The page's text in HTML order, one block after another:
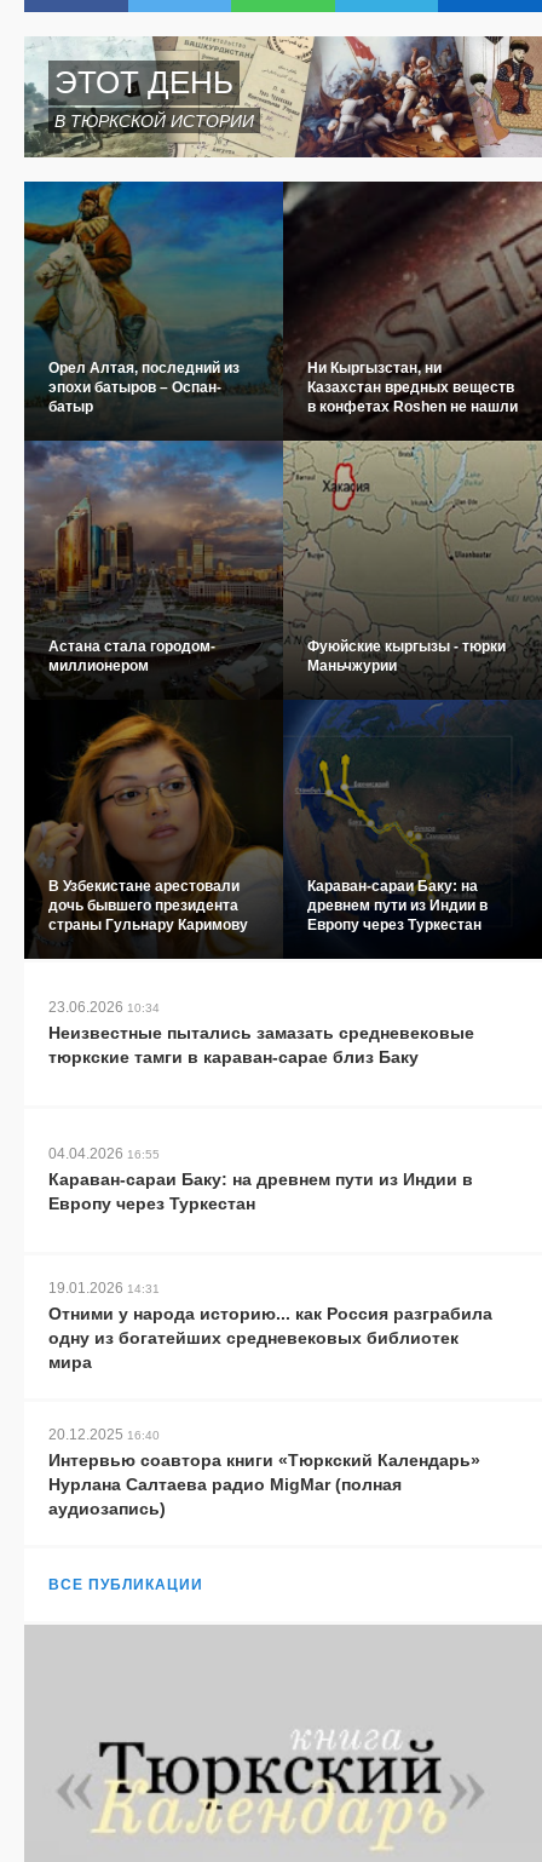
ЭТОТ ДЕНЬ
В ТЮРКСКОЙ ИСТОРИИ
Орел Алтая, последний из
эпохи батыров – Оспан-
батыр
Ни Кыргызстан, ни
Казахстан вредных веществ
в конфетах Roshen не нашли
Астана стала городом-
миллионером
Фуюйские кыргызы - тюрки
Маньчжурии
В Узбекистане арестовали
дочь бывшего президента
страны Гульнару Каримову
Караван-сараи Баку: на
древнем пути из Индии в
Европу через Туркестан
23.06.2026 10:34
Неизвестные пытались замазать средневековые
тюркские тамги в караван-сарае близ Баку
04.04.2026 16:55
Караван-сараи Баку: на древнем пути из Индии в
Европу через Туркестан
19.01.2026 14:31
Отними у народа историю... как Россия разграбила
одну из богатейших средневековых библиотек
мира
20.12.2025 16:40
Интервью соавтора книги «Тюркский Календарь»
Нурлана Салтаева радио MigMar (полная
аудиозапись)
ВСЕ ПУБЛИКАЦИИ